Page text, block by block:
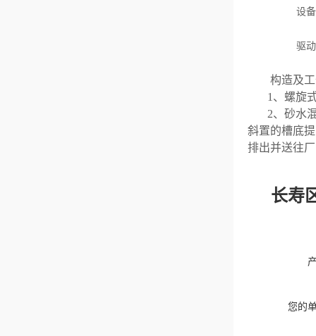
设
驱
构造及
1、螺旋
2、砂水
斜置的槽底
排出并送往
长寿
您的